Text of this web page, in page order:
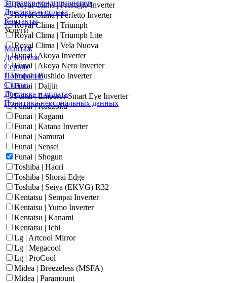
Royal Clima | Prestigio Inverter
Royal Clima | Perfetto Inverter
Royal Clima | Triumph
Royal Clima | Triumph Lite
Royal Clima | Vela Nuova
Funai | Akoya Inverter
Funai | Akoya Nero Inverter
Funai | Bushido Inverter
Funai | Daijin
Funai | Emperor Smart Eye Inverter
Funai | Kadzoku
Funai | Kagami
Funai | Katana Inverter
Funai | Samurai
Funai | Sensei
Funai | Shogun
Toshiba | Haori
Toshiba | Shorai Edge
Toshiba | Seiya (EKVG) R32
Kentatsu | Sempai Inverter
Kentatsu | Yumo Inverter
Kentatsu | Kanami
Kentatsu | Ichi
Lg | Artcool Mirror
Lg | Megacool
Lg | ProCool
Midea | Breezeless (MSFA)
Midea | Paramount
Заправка кондиционеров
Доставка и оплата
Контакты
Услуги
Монтаж
Демонтаж
Сервис
Портфолио
Статьи
Доставка и оплата
Политика персональных данных